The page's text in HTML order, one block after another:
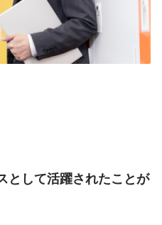
として活躍されたことが